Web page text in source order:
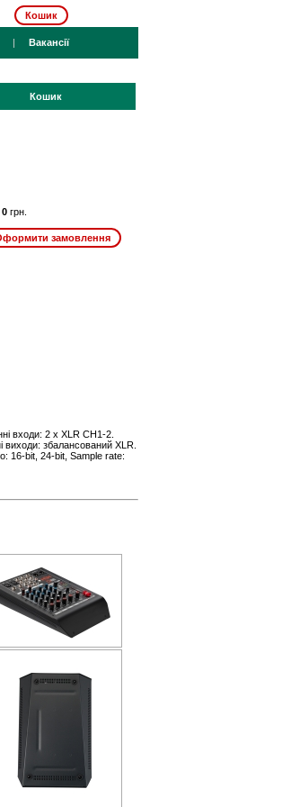
Кошик
| Вакансії
Кошик
0 грн.
входи: 2 x XLR CH1-2.
виходи: збалансований XLR.
16-bit, 24-bit, Sample rate: